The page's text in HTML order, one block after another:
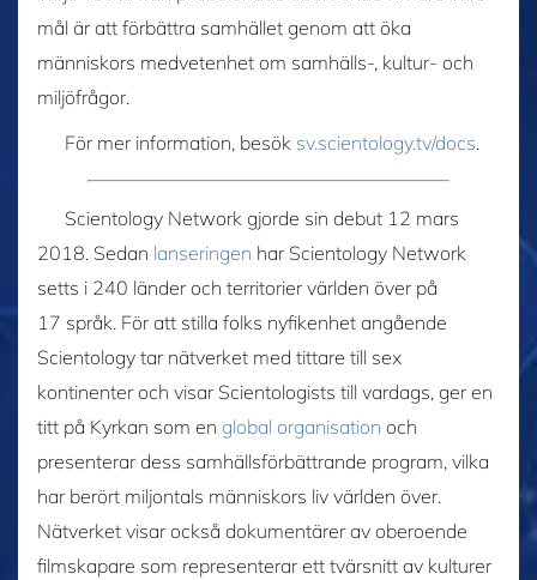
mål är att förbättra samhället genom att öka
människors medvetenhet om samhälls-, kultur- och
miljöfrågor.
För mer information, besök sv.scientology.tv/docs.
Scientology Network gjorde sin debut 12 mars
2018. Sedan lanseringen har Scientology Network
setts i 240 länder och territorier världen över på
17 språk. För att stilla folks nyfikenhet angående
Scientology tar nätverket med tittare till sex
kontinenter och visar Scientologists till vardags, ger en
titt på Kyrkan som en global organisation och
presenterar dess samhällsförbättrande program, vilka
har berört miljontals människors liv världen över.
Nätverket visar också dokumentärer av oberoende
filmskapare som representerar ett tvärsnitt av kulturer